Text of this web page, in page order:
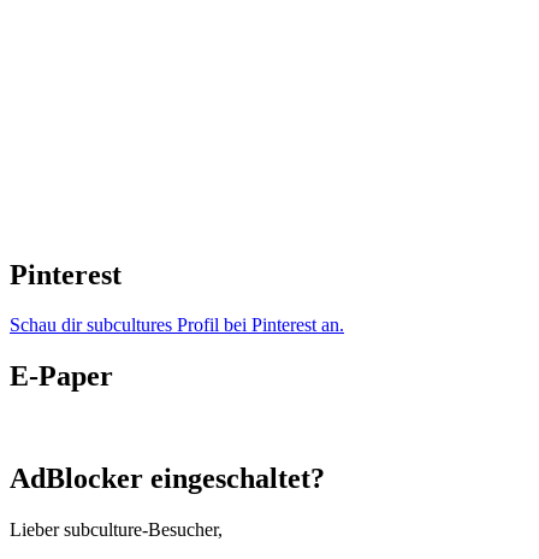
Pinterest
Schau dir subcultures Profil bei Pinterest an.
E-Paper
AdBlocker eingeschaltet?
Lieber subculture-Besucher,